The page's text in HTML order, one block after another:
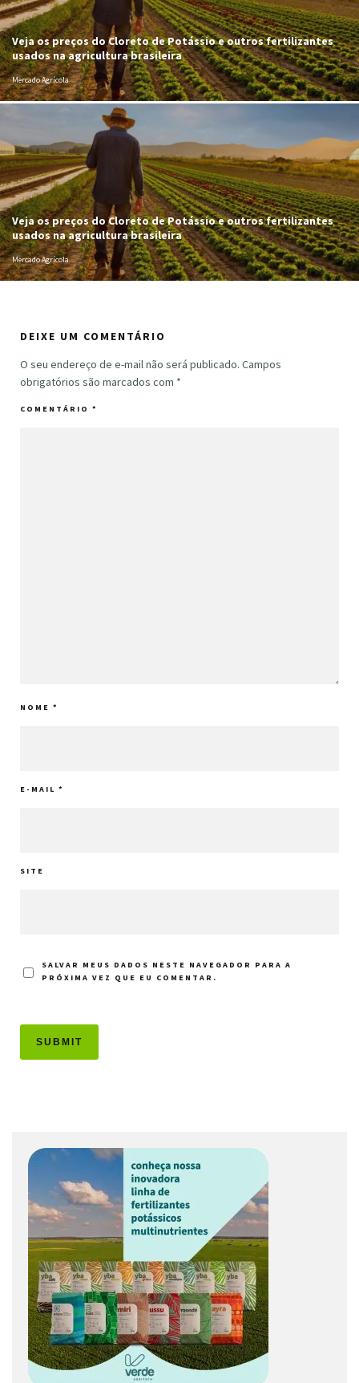
Veja os preços do Cloreto de Potássio e outros fertilizantes
usados na agricultura brasileira
Mercado Agrícola
Veja os preços do Cloreto de Potássio e outros fertilizantes
usados na agricultura brasileira
Mercado Agrícola
DEIXE UM COMENTÁRIO
O seu endereço de e-mail não será publicado. Campos
obrigatórios são marcados com *
COMENTÁRIO *
NOME *
E-MAIL *
SITE
SALVAR MEUS DADOS NESTE NAVEGADOR PARA A
PRÓXIMA VEZ QUE EU COMENTAR.